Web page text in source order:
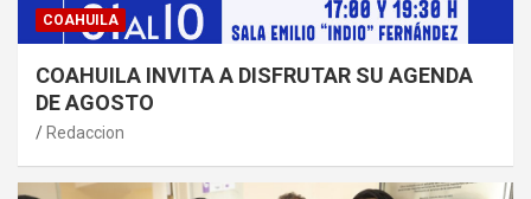
COAHUILA
COAHUILA INVITA A DISFRUTAR SU AGENDA
DE AGOSTO
Redaccion